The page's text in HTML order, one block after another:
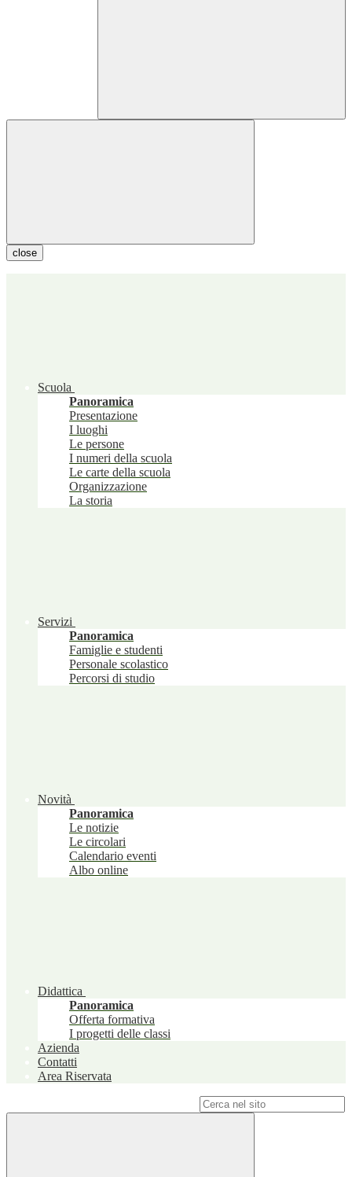
close
Scuola
Panoramica
Presentazione
I luoghi
Le persone
I numeri della scuola
Le carte della scuola
Organizzazione
La storia
Servizi
Panoramica
Famiglie e studenti
Personale scolastico
Percorsi di studio
Novità
Panoramica
Le notizie
Le circolari
Calendario eventi
Albo online
Didattica
Panoramica
Offerta formativa
I progetti delle classi
Azienda
Contatti
Area Riservata